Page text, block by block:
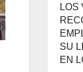
LOS
SU
EN